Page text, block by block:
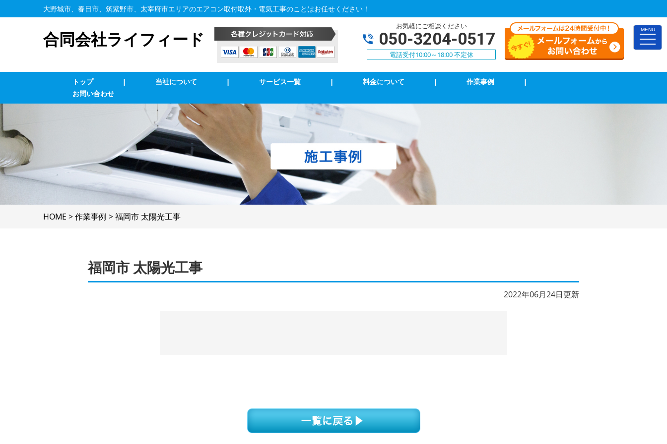
MENU
toggle
大野城市、春日市、筑紫野市、太宰府市エリアのエアコン取付取外・電気工事のことはお任せください！
合同会社ライフィード
お気軽にご相談ください
050-3204-0517
電話受付10:00～18:00 不定休
トップ | 当社について | サービス一覧
業務用エアコン交換・取付・修理 エアコン修理・取付 TVアンテナ修理・取付
インターホン修理・取付
コンセント修理・取付 スイッチ修理・取付
単相３線式切替工事
換気扇等修理・取付 漏電調査・修理
家庭用EV充電工事 4k・8k受信工事
| 料金について | 作業事例
|
お問い合わせ
HOME >作業事例 >福岡市 太陽光工事
福岡市 太陽光工事
2022年06月24日更新